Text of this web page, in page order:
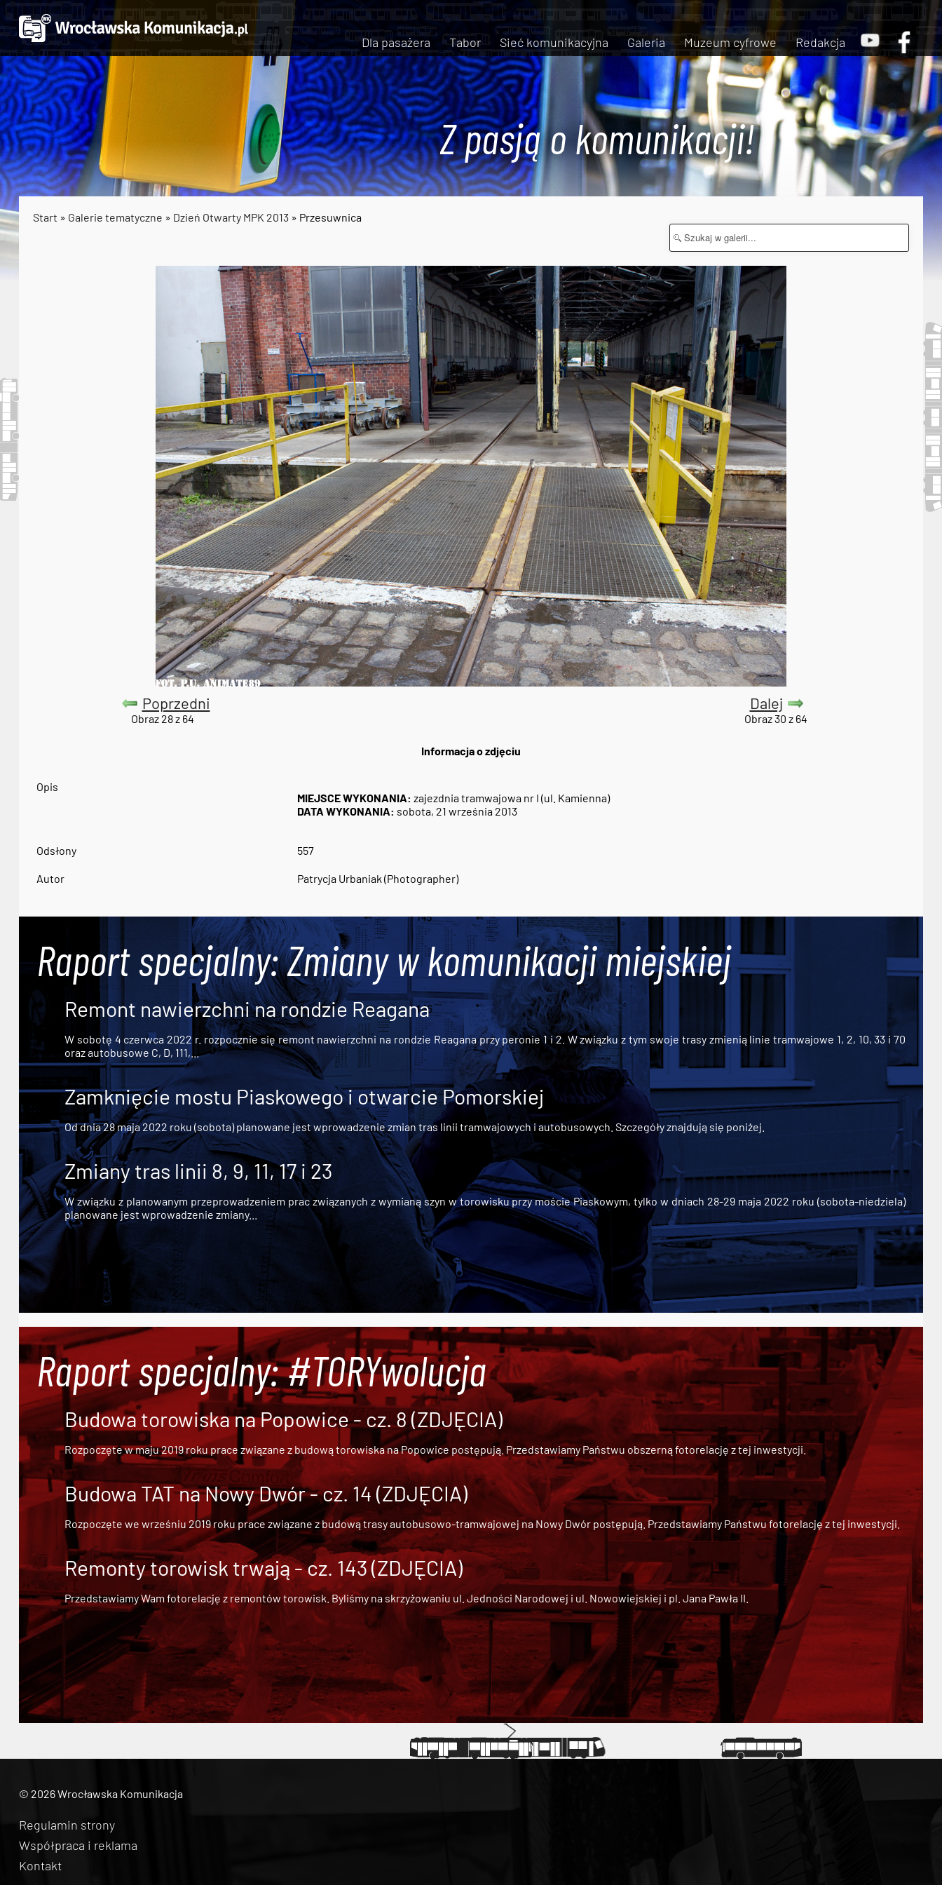
Dla pasażera Tabor Sieć komunikacyjna Galeria Muzeum cyfrowe Redakcja
Z pasją o komunikacji!
Start » Galerie tematyczne » Dzień Otwarty MPK 2013 » Przesuwnica
Poprzedni
Obraz 28 z 64
Dalej
Obraz 30 z 64
Informacja o zdjęciu
Opis
MIEJSCE WYKONANIA: zajezdnia tramwajowa nr I (ul. Kamienna)
DATA WYKONANIA: sobota, 21 września 2013
Odsłony 557
Autor Patrycja Urbaniak (Photographer)
Raport specjalny: Zmiany w komunikacji miejskiej
Remont nawierzchni na rondzie Reagana
W sobotę 4 czerwca 2022 r. rozpocznie się remont nawierzchni na rondzie Reagana przy peronie 1 i 2. W związku z tym swoje trasy zmienią linie tramwajowe 1, 2, 10, 33 i 70
oraz autobusowe C, D, 111,...
Zamknięcie mostu Piaskowego i otwarcie Pomorskiej
Od dnia 28 maja 2022 roku (sobota) planowane jest wprowadzenie zmian tras linii tramwajowych i autobusowych. Szczegóły znajdują się poniżej.
Zmiany tras linii 8, 9, 11, 17 i 23
W związku z planowanym przeprowadzeniem prac związanych z wymianą szyn w torowisku przy moście Piaskowym, tylko w dniach 28-29 maja 2022 roku (sobota-niedziela)
planowane jest wprowadzenie zmiany...
Raport specjalny: #TORYwolucja
Budowa torowiska na Popowice - cz. 8 (ZDJĘCIA)
Rozpoczęte w maju 2019 roku prace związane z budową torowiska na Popowice postępują. Przedstawiamy Państwu obszerną fotorelację z tej inwestycji.
Budowa TAT na Nowy Dwór - cz. 14 (ZDJĘCIA)
Rozpoczęte we wrześniu 2019 roku prace związane zbudową trasy autobusowo-tramwajowej na Nowy Dwórpostępują. Przedstawiamy Państwu fotorelację z tej inwestycji.
Remonty torowisk trwają - cz. 143 (ZDJĘCIA)
Przedstawiamy Wam fotorelację z remontów torowisk. Byliśmy na skrzyżowaniu ul. Jedności Narodowej i ul. Nowowiejskiej i pl. Jana Pawła II.
© 2026 Wrocławska Komunikacja
Regulamin strony
Współpraca i reklama
Kontakt